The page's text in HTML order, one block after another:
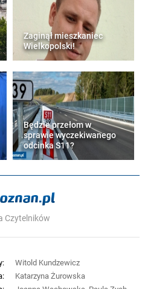
Zaginął mieszkaniec
Wielkopolski!
Będzie przełom w
sprawie wyczekiwanego
odcinka S11?
Czytelników
Witold Kundzewicz
Katarzyna Żurowska